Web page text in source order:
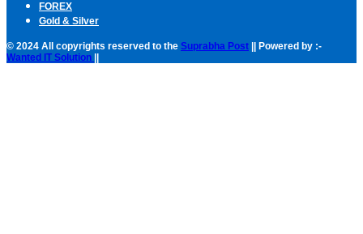
FOREX
Gold & Silver
© 2024 All copyrights reserved to the Suprabha Post || Powered by :-
Wanted IT Solution